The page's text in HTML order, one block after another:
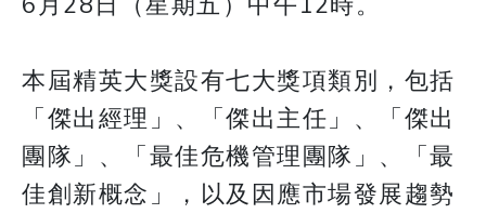
本屆精英大獎設有七大獎項類別，包括
「傑出經理」、「傑出主任」、「傑出
團隊」、「最佳危機管理團隊」、「最
佳創新概念」，以及因應市場發展趨勢